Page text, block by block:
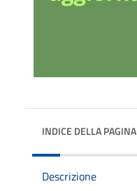
INDICE DELLA PAGINA
Descrizione